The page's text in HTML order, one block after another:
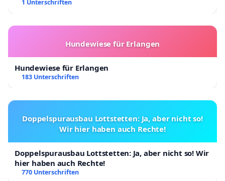
Kinder in Deutschland
1 Unterschriften
Hundewiese für Erlangen
Hundewiese für Erlangen
183 Unterschriften
Doppelspurausbau Lottstetten: Ja, aber nicht so!
Wir hier haben auch Rechte!
Doppelspurausbau Lottstetten: Ja, aber nicht so! Wir
hier haben auch Rechte!
770 Unterschriften